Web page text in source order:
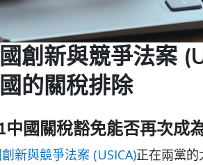
創新與競爭法案
的關稅排除
中國關稅豁免能否再次成
新與競爭法案 (USICA)正在兩黨